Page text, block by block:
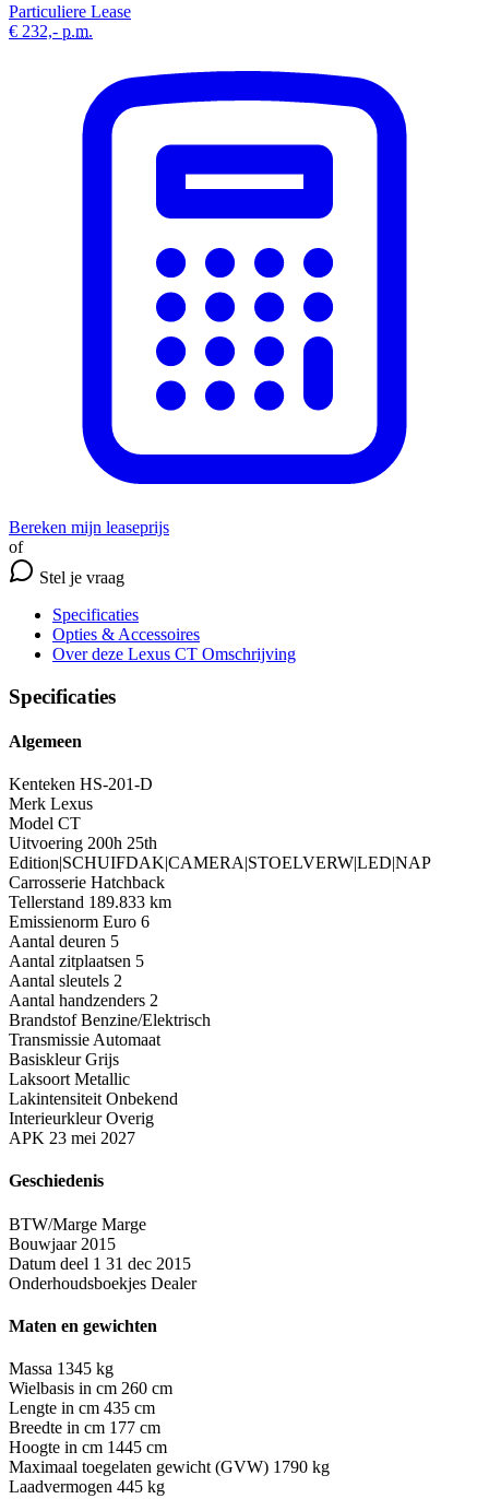
Particuliere Lease
€ 232,- p.m.
Bereken mijn leaseprijs
of
Stel je vraag
Specificaties
Opties & Accessoires
Over deze Lexus CT Omschrijving
Specificaties
Algemeen
Kenteken HS-201-D
Merk Lexus
Model CT
Uitvoering 200h 25th
Edition|SCHUIFDAK|CAMERA|STOELVERW|LED|NAP
Carrosserie Hatchback
Tellerstand 189.833 km
Emissienorm Euro 6
Aantal deuren 5
Aantal zitplaatsen 5
Aantal sleutels 2
Aantal handzenders 2
Brandstof Benzine/Elektrisch
Transmissie Automaat
Basiskleur Grijs
Laksoort Metallic
Lakintensiteit Onbekend
Interieurkleur Overig
APK 23 mei 2027
Geschiedenis
BTW/Marge Marge
Bouwjaar 2015
Datum deel 1 31 dec 2015
Onderhoudsboekjes Dealer
Maten en gewichten
Massa 1345 kg
Wielbasis in cm 260 cm
Lengte in cm 435 cm
Breedte in cm 177 cm
Hoogte in cm 1445 cm
Maximaal toegelaten gewicht (GVW) 1790 kg
Laadvermogen 445 kg